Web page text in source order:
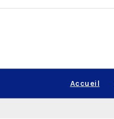
Accueil